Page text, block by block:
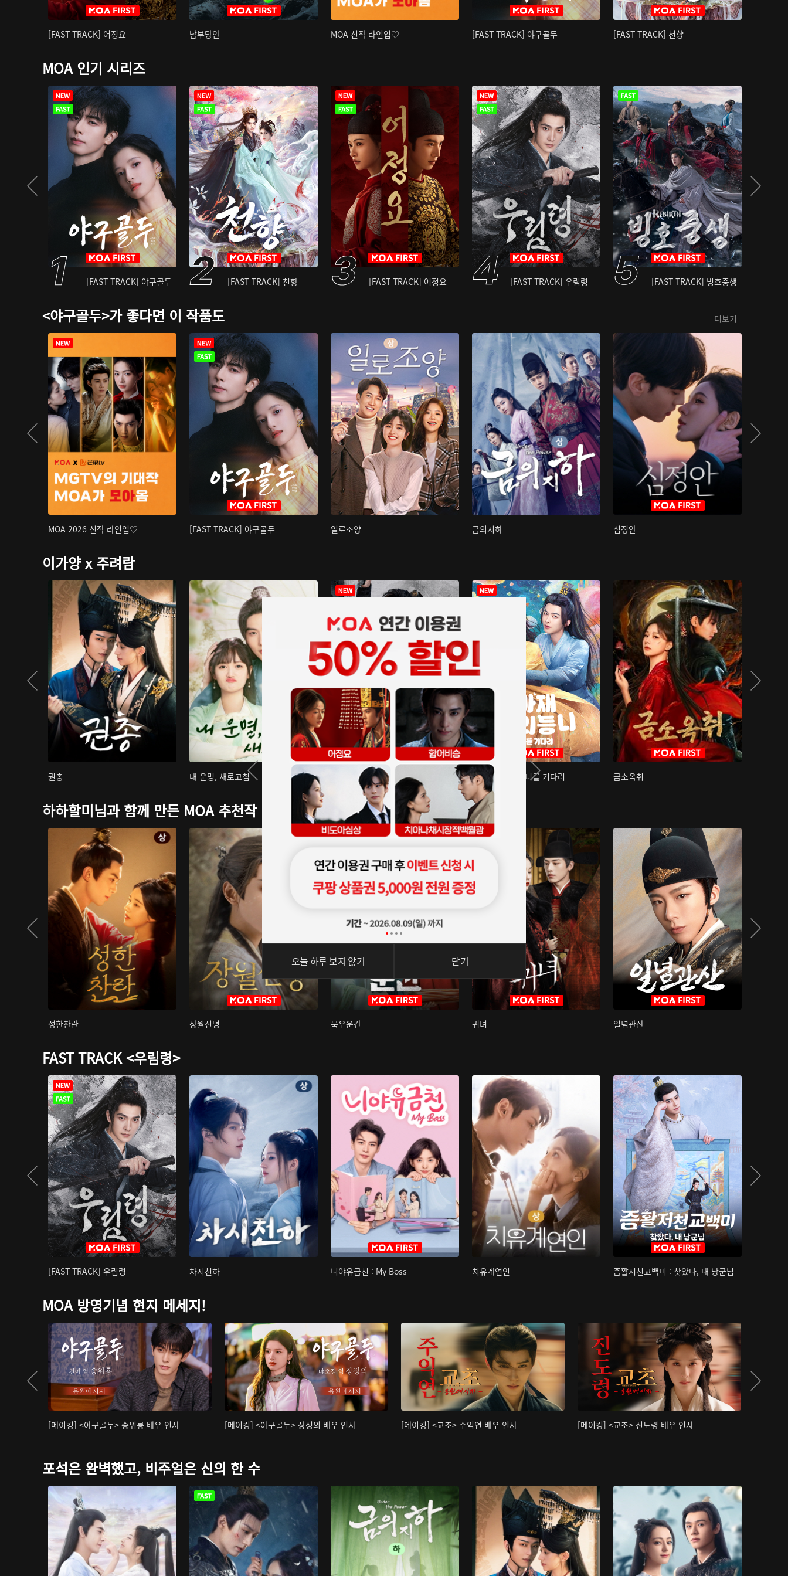
[FAST TRACK] 어정요 남부당안 MOA 신작 라인업♡ [FAST TRACK] 야구골두 [FAST TRACK] 천향
MOA 인기 시리즈
[FAST TRACK] 야구골두 [FAST TRACK] 천향 [FAST TRACK] 어정요 [FAST TRACK] 우림령 [FAST TRACK] 빙호중생
<야구골두>가 좋다면 이 작품도 더보기
MOA 2026 신작 라인업♡ [FAST TRACK] 야구골두 일로조양 금의지하 심정안
이가양 x 주려람
권총 내 운명, 새로고침 아재저리등니 : 너를 기다려 금소옥취
하하할미님과 함께 만든 MOA 추천작
성한찬란 장월신명 묵우운간 귀녀 일념관산
FAST TRACK <우림령>
[FAST TRACK] 우림령 차시천하 니야유금천 : My Boss 치유계연인 즘활저천교백미 : 찾았다, 내 낭군님
MOA 방영기념 현지 메세지!
[메이킹] <야구골두> 송위룡 배우 인사 [메이킹] <야구골두> 장정의 배우 인사 [메이킹] <교초> 주익연 배우 인사 [메이킹] <교초> 진도령 배우 인사
포석은 완벽했고, 비주얼은 신의 한 수
오늘 하루 보지 않기 닫기